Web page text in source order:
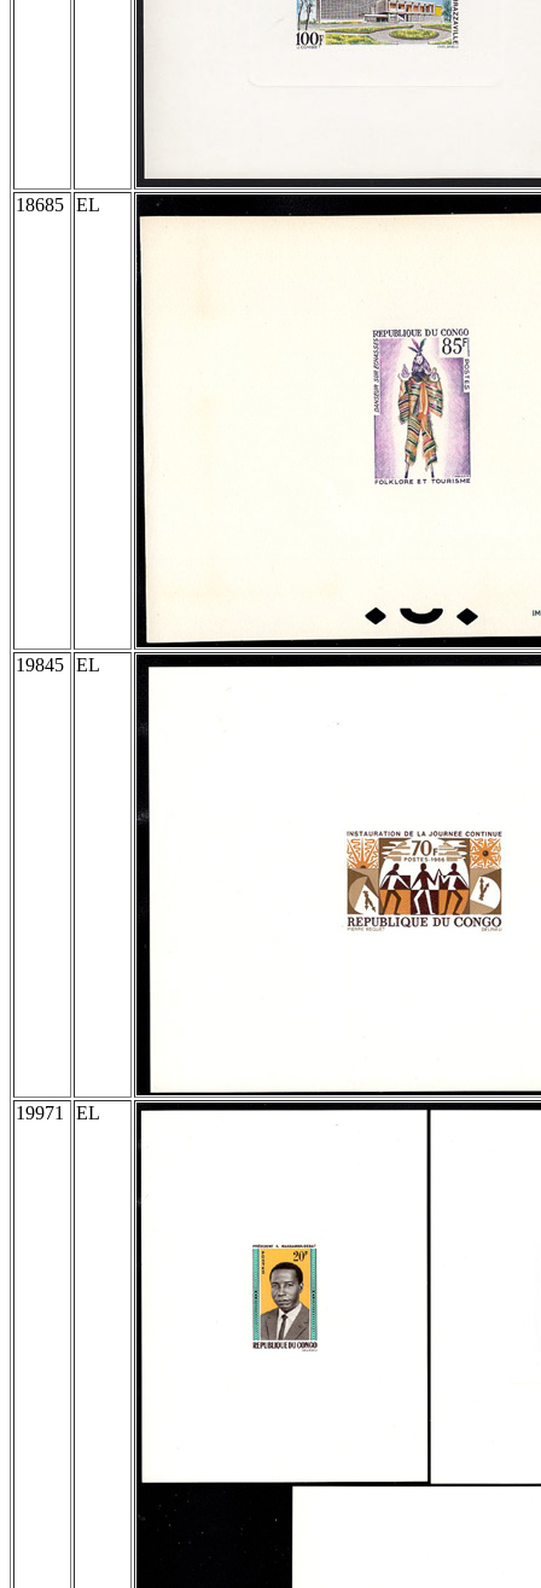
18685 EL
19845 EL
19971 EL